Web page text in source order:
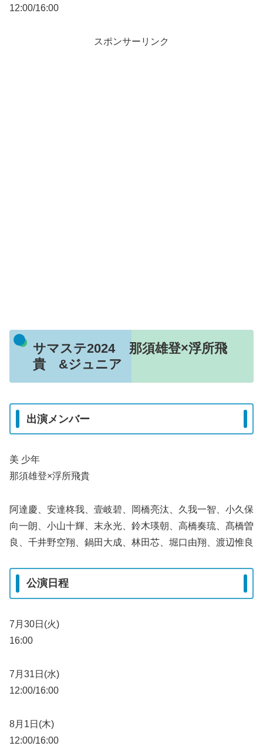
12:00/16:00
スポンサーリンク
サマステ2024 那須雄登×浮所飛
貴 &ジュニア
出演メンバー
美 少年
那須雄登×浮所飛貴
阿達慶、安達柊我、壹岐碧、岡橋亮汰、久我一智、小久保
向一朗、小山十輝、末永光、鈴木瑛朝、高橋奏琉、髙橋曽
良、千井野空翔、鍋田大成、林田芯、堀口由翔、渡辺惟良
公演日程
7月30日(火)
16:00
7月31日(水)
12:00/16:00
8月1日(木)
12:00/16:00